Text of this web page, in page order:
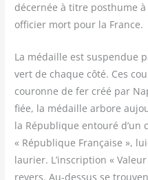
décer­née à titre post­hume
offi­cier mort pour la France.
La médaille est sus­pen­due
vert de chaque côté. Ces
cou­ronne de fer créé par
fiée, la médaille arbore
la Répu­blique entou­ré
« Répu­blique Fran­çaise »,
lau­rier. L’inscription «
revers. Au-des­sus se